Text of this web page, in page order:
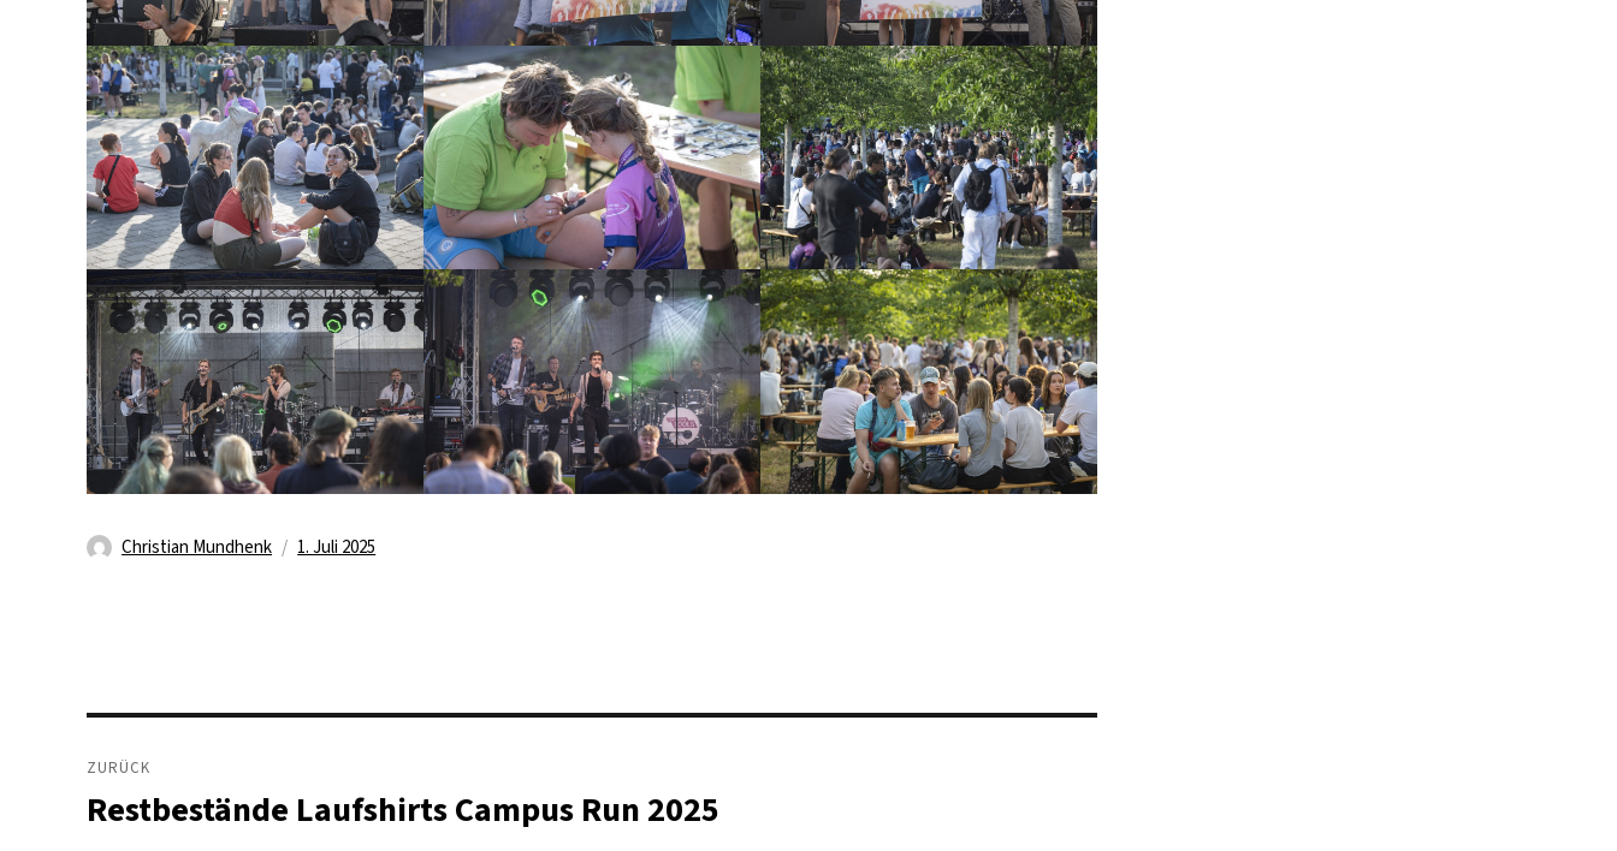
Autor
Christian Mundhenk
Veröffentlicht
1. Juli 2025
Beitragsnavigation
ZURÜCK
Vorheriger
Restbestände Laufshirts Campus Run 2025